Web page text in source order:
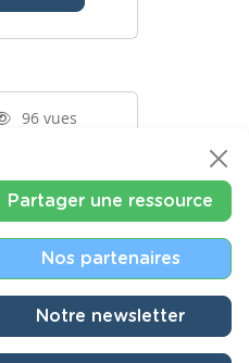
96 vues
Partager une ressource
Nos partenaires
Notre newsletter